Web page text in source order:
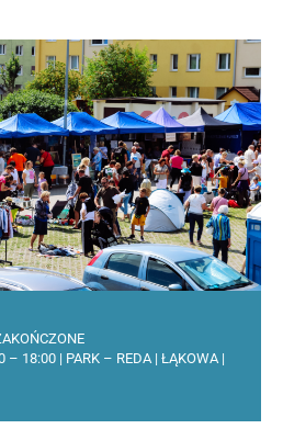
– 18:00 | PARK – REDA | ŁĄKOWA |